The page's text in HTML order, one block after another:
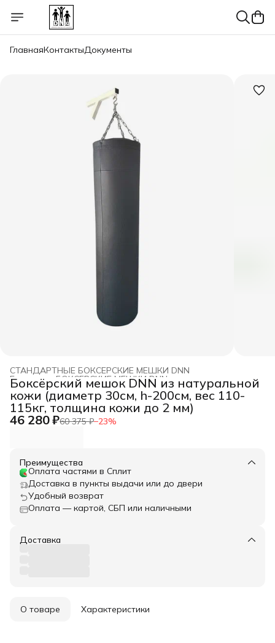
ГлавнаяКонтактыДокументы
СТАНДАРТНЫЕ БОКСЕРСКИЕ МЕШКИ DNN
БОКСЕРСКИЕ МЕШКИ DNN ›
Главная ›
Боксёрский мешок DNN из натуральной
кожи (диаметр 30см, h-200см, вес 110-
115кг, толщина кожи до 2 мм)
46 280 ₽60 375 ₽−23%
Преимущества
Оплата частями в Сплит
Доставка в пункты выдачи или до двери
Удобный возврат
Оплата — картой, СБП или наличными
Доставка
О товаре Характеристики